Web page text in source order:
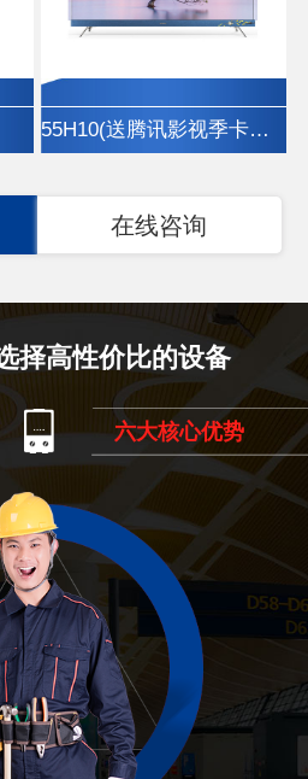
55H10(送腾讯影视季卡、挂架)
在线咨询
择高性价比的设备
六大核心优势